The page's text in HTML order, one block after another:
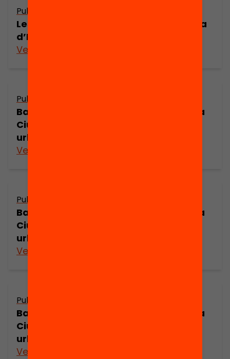
Publicació
Les Ciències Socials a la primera etapa
d’EGB (part 2)
Veure’n més
Publicació
Barcelona a principis del segle XVIII: La
Ciutadella i els canvis de l’estructura
urbana (part 7)
Veure’n més
Publicació
Barcelona a principis del segle XVIII: La
Ciutadella i els canvis de l’estructura
urbana (part 6)
Veure’n més
Publicació
Barcelona a principis del segle XVIII: La
Ciutadella i els canvis de l’estructura
urbana (part 5)
Veure’n més